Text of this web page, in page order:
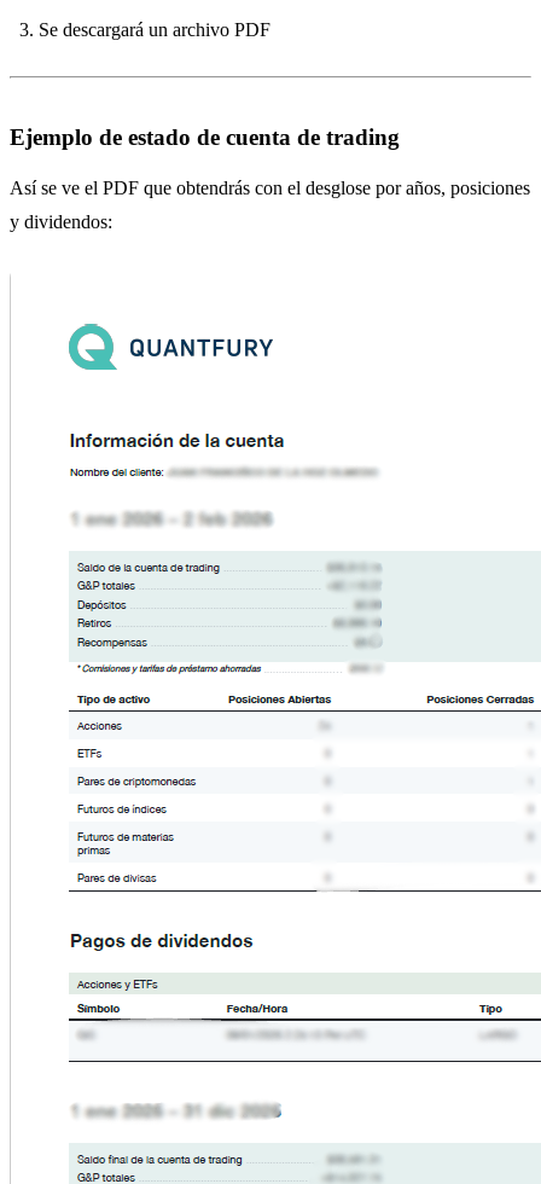
Se descargará un archivo PDF
Ejemplo de estado de cuenta de trading
Así se ve el PDF que obtendrás con el desglose por años, posiciones
y dividendos: